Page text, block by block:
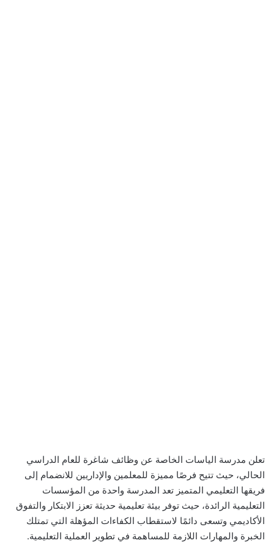
تعلن مدرسة الياسات الخاصة عن وظائف شاغرة للعام الدراسي
الحالي، حيث تتيح فرصًا مميزة للمعلمين والإداريين للانضمام إلى
فريقها التعليمي المتميز تعد المدرسة واحدة من المؤسسات
التعليمية الرائدة، حيث توفر بيئة تعليمية حديثة تعزز الابتكار والتفوق
الأكاديمي وتسعى دائمًا لاستقطاب الكفاءات المؤهلة التي تمتلك
الخبرة والمهارات اللازمة للمساهمة في تطوير العملية التعليمية.